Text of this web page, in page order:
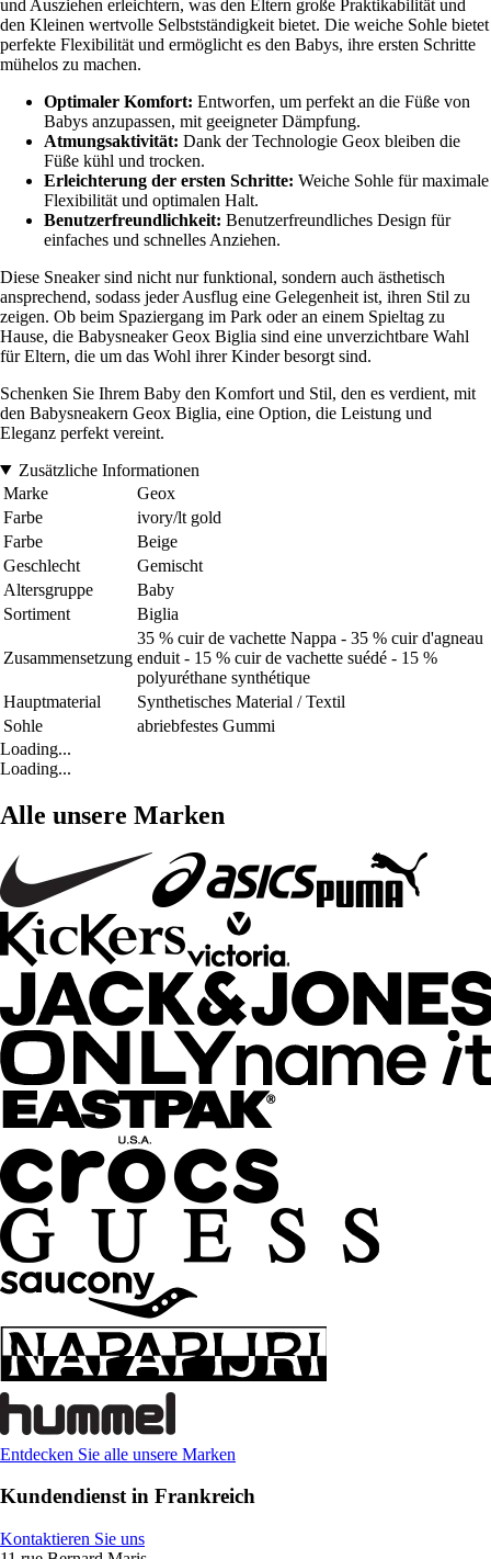
und Ausziehen erleichtern, was den Eltern große Praktikabilität und
den Kleinen wertvolle Selbstständigkeit bietet. Die weiche Sohle bietet
perfekte Flexibilität und ermöglicht es den Babys, ihre ersten Schritte
mühelos zu machen.
Optimaler Komfort: Entworfen, um perfekt an die Füße von
Babys anzupassen, mit geeigneter Dämpfung.
Atmungsaktivität: Dank der Technologie Geox bleiben die
Füße kühl und trocken.
Erleichterung der ersten Schritte: Weiche Sohle für maximale
Flexibilität und optimalen Halt.
Benutzerfreundlichkeit: Benutzerfreundliches Design für
einfaches und schnelles Anziehen.
Diese Sneaker sind nicht nur funktional, sondern auch ästhetisch
ansprechend, sodass jeder Ausflug eine Gelegenheit ist, ihren Stil zu
zeigen. Ob beim Spaziergang im Park oder an einem Spieltag zu
Hause, die Babysneaker Geox Biglia sind eine unverzichtbare Wahl
für Eltern, die um das Wohl ihrer Kinder besorgt sind.
Schenken Sie Ihrem Baby den Komfort und Stil, den es verdient, mit
den Babysneakern Geox Biglia, eine Option, die Leistung und
Eleganz perfekt vereint.
Zusätzliche Informationen
Marke
Geox
Farbe
ivory/lt gold
Farbe
Beige
Geschlecht
Gemischt
Altersgruppe
Baby
Sortiment
Biglia
Zusammensetzung
35 % cuir de vachette Nappa - 35 % cuir d'agneau
enduit - 15 % cuir de vachette suédé - 15 %
polyuréthane synthétique
Hauptmaterial
Synthetisches Material / Textil
Sohle
abriebfestes Gummi
Loading...
Loading...
Alle unsere Marken
Entdecken Sie alle unsere Marken
Kundendienst in Frankreich
Kontaktieren Sie uns